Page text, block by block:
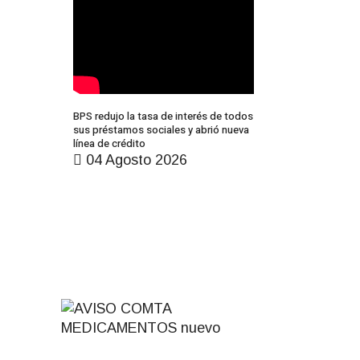
BPS redujo la tasa de interés de todos
sus préstamos sociales y abrió nueva
línea de crédito
04 Agosto 2026